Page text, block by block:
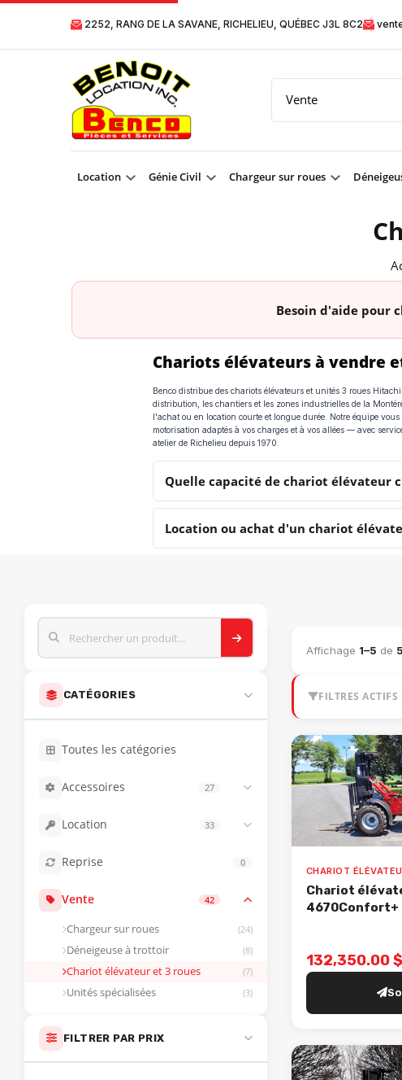
2252, RANG DE LA SAVANE, RICHELIEU, QUÉBEC J3L 8C2
Location Génie Civil Chargeur sur roues
Besoin d'aide pour
Chariots élévateurs à vendre
Benco distribue des chariots élévateurs et unités 3 roues
distribution, les chantiers et les zones industrielles de la
l'achat ou en location courte et longue durée. Notre équipe
motorisation adaptés à vos charges et à vos allées — avec
atelier de Richelieu depuis 1970.
Quelle capacité de chariot élévateur
Location ou achat d'un chariot
CATÉGORIES
Toutes les catégories
Accessoires 27
Balais
Godet / Fourches (3)
Tarière (1)
Souffleur à feuille
Land plane
Souffleur à neige
Planeur
Location 33
Pelle sans opérateur
Loader avec opérateur (5)
Loader sans opérateur
Accessoires loader
Reprise 0
Vente 42
Chargeur sur roues (24)
Déneigeuse à trottoir (8)
Chariot élévateur et 3 roues (7)
Unités spécialisées (3)
FILTRER PAR PRIX
Affichage 1–5 de 5
FILTRES ACTIFS
Chariot
4670Confort+
132,350.00 $